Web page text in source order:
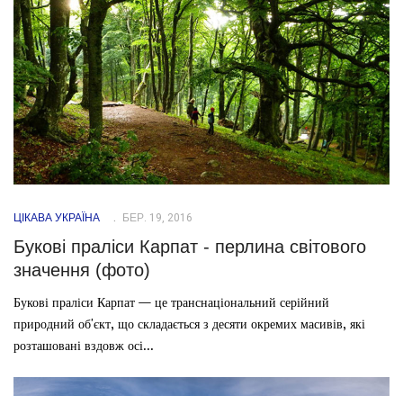
ЦІКАВА УКРАЇНА БЕР. 19, 2016
Букові праліси Карпат - перлина світового
значення (фото)
Букові праліси Карпат — це транснаціональний серійний
природний об'єкт, що складається з десяти окремих масивів, які
розташовані вздовж осі...